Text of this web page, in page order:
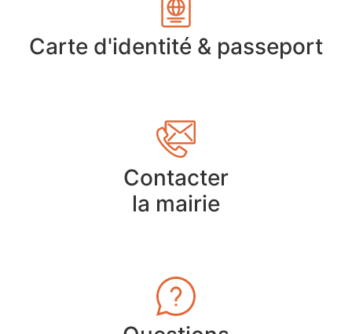
Carte d'identité & passeport
Contacter
la mairie